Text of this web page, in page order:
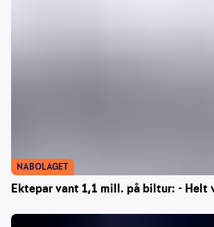
Ektepar vant 1,1 mill. på biltur: - Helt
NABOLAGET